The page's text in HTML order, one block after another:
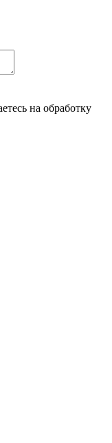
на обработку